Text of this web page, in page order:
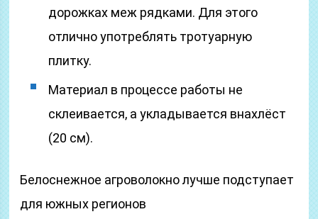
дорожках меж рядками. Для этого
отлично употреблять тротуарную
плитку.
Материал в процессе работы не
склеивается, а укладывается внахлёст
(20 см).
Белоснежное агроволокно лучше подступает
для южных регионов